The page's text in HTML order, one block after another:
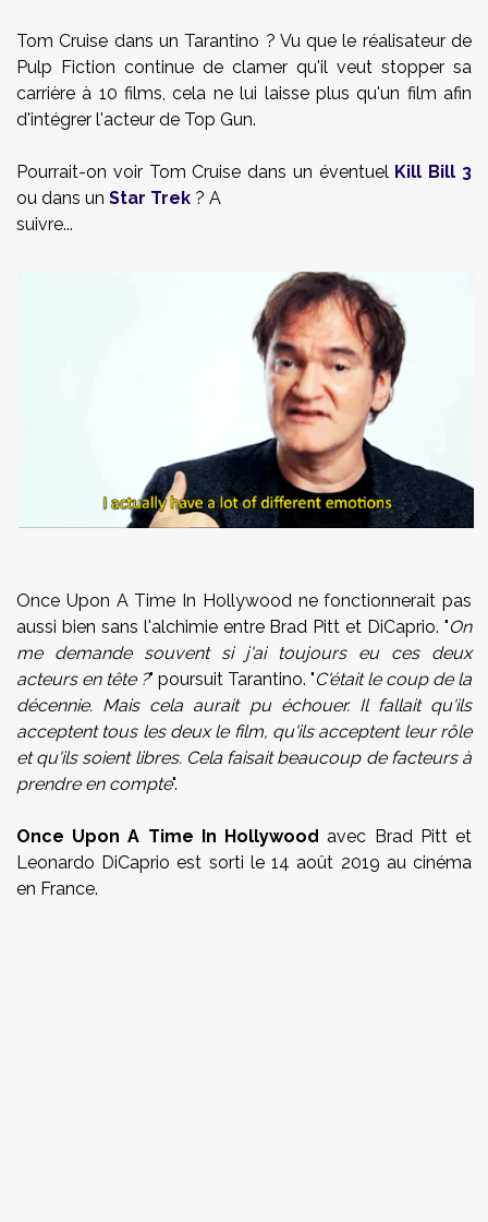
Tom Cruise dans un Tarantino ? Vu que le réalisateur de
Pulp Fiction continue de clamer qu'il veut stopper sa
carrière à 10 films, cela ne lui laisse plus qu'un film afin
d'intégrer l'acteur de Top Gun.
Pourrait-on voir Tom Cruise dans un éventuel Kill Bill 3
ou dans un Star Trek ? A
suivre...
Once Upon A Time In Hollywood ne fonctionnerait pas
aussi bien sans l'alchimie entre Brad Pitt et DiCaprio. "On
me demande souvent si j'ai toujours eu ces deux
acteurs en tête ?" poursuit Tarantino. "C'était le coup de la
décennie. Mais cela aurait pu échouer. Il fallait qu'ils
acceptent tous les deux le film, qu'ils acceptent leur rôle
et qu'ils soient libres. Cela faisait beaucoup de facteurs à
prendre en compte".
Once Upon A Time In Hollywood avec Brad Pitt et
Leonardo DiCaprio est sorti le 14 août 2019 au cinéma
en France.